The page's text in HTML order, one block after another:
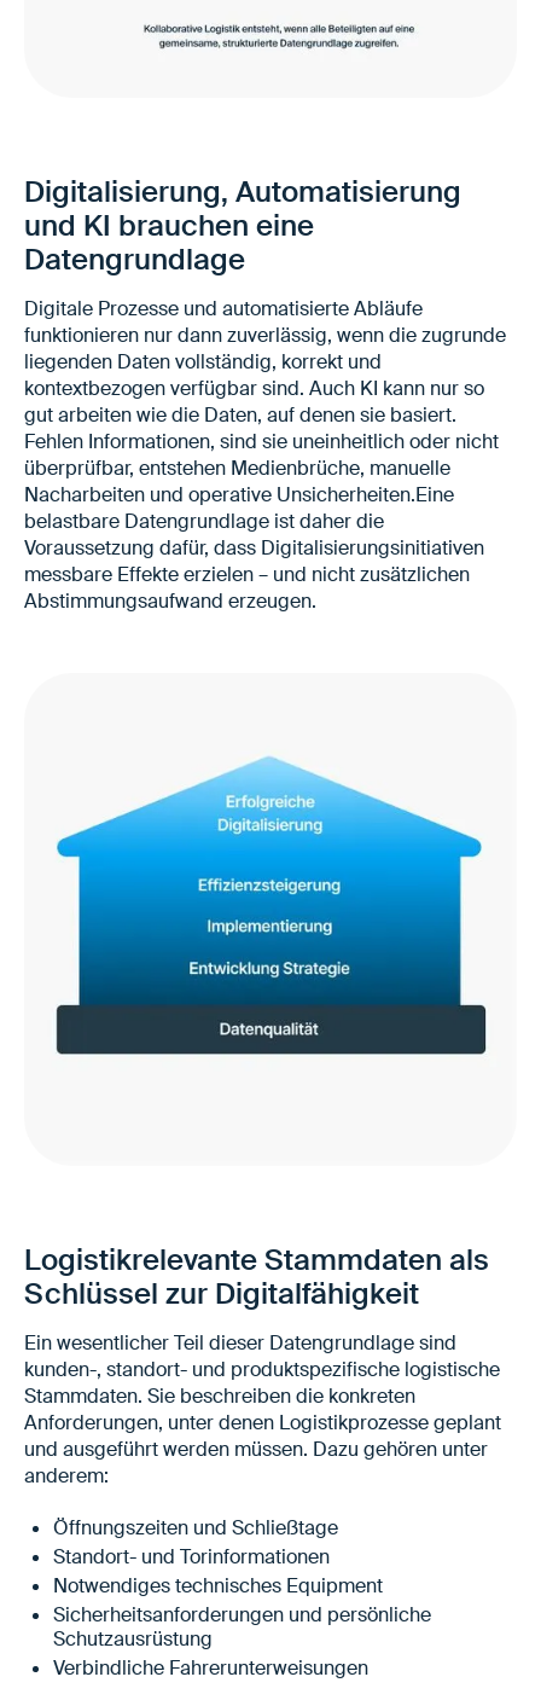
Digitalisierung, Automatisierung
und KI brauchen eine
Datengrundlage
Digitale Prozesse und automatisierte Abläufe
funktionieren nur dann zuverlässig, wenn die zugrunde
liegenden Daten vollständig, korrekt und
kontextbezogen verfügbar sind. Auch KI kann nur so
gut arbeiten wie die Daten, auf denen sie basiert.
Fehlen Informationen, sind sie uneinheitlich oder nicht
überprüfbar, entstehen Medienbrüche, manuelle
Nacharbeiten und operative Unsicherheiten.Eine
belastbare Datengrundlage ist daher die
Voraussetzung dafür, dass Digitalisierungsinitiativen
messbare Effekte erzielen – und nicht zusätzlichen
Abstimmungsaufwand erzeugen.
Logistikrelevante Stammdaten als
Schlüssel zur Digitalfähigkeit
Ein wesentlicher Teil dieser Datengrundlage sind
kunden-, standort- und produktspezifische logistische
Stammdaten. Sie beschreiben die konkreten
Anforderungen, unter denen Logistikprozesse geplant
und ausgeführt werden müssen. Dazu gehören unter
anderem:
Öffnungszeiten und Schließtage
Standort- und Torinformationen
Notwendiges technisches Equipment
Sicherheitsanforderungen und persönliche
Schutzausrüstung
Verbindliche Fahrerunterweisungen